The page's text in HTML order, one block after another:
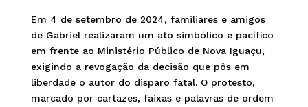
Em 4 de setembro de 2024, familiares e amigos
de Gabriel realizaram um ato simbólico e pacífico
em frente ao Ministério Público de Nova Iguaçu,
exigindo a revogação da decisão que pôs em
liberdade o autor do disparo fatal. O protesto,
marcado por cartazes, faixas e palavras de ordem